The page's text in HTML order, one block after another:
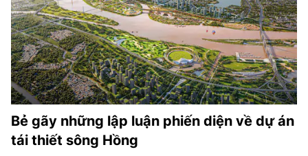
Bẻ gãy những lập luận phiến diện về dự án
tái thiết sông Hồng